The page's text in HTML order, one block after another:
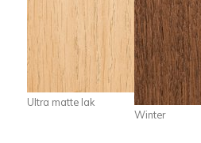
Ultra matte lak
Winter